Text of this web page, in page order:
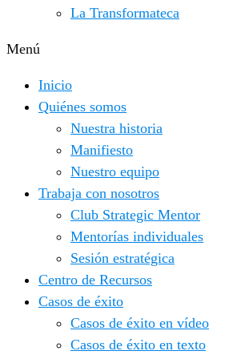
La Transformateca
Menú
Inicio
Quiénes somos
Nuestra historia
Manifiesto
Nuestro equipo
Trabaja con nosotros
Club Strategic Mentor
Mentorías individuales
Sesión estratégica
Centro de Recursos
Casos de éxito
Casos de éxito en vídeo
Casos de éxito en texto